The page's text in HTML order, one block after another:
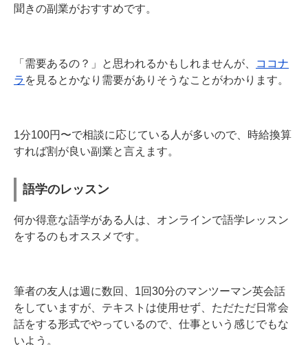
聞きの副業がおすすめです。
「需要あるの？」と思われるかもしれませんが、
ココナ
ラ を見るとかなり需要がありそうなことがわかります。
1分100円〜で相談に応じている人が多いので、時給換算
すれば割が良い副業と言えます。
語学のレッスン
何か得意な語学がある人は、オンラインで語学レッスン
をするのもオススメです。
筆者の友人は週に数回、1回30分のマンツーマン英会話
をしていますが、テキストは使用せず、ただただ日常会
話をする形式でやっているので、仕事という感じでもな
いよう。